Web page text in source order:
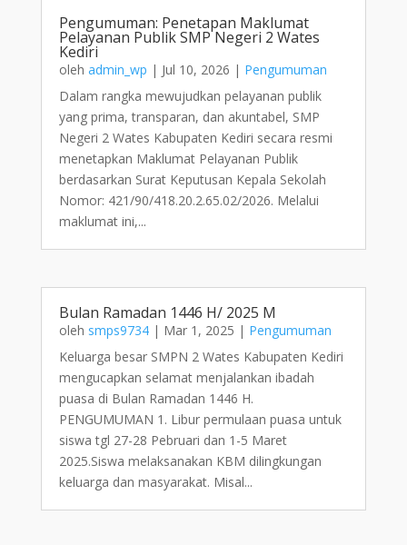
Pengumuman: Penetapan Maklumat
Pelayanan Publik SMP Negeri 2 Wates
Kediri
oleh admin_wp | Jul 10, 2026 | Pengumuman
Dalam rangka mewujudkan pelayanan publik
yang prima, transparan, dan akuntabel, SMP
Negeri 2 Wates Kabupaten Kediri secara resmi
menetapkan Maklumat Pelayanan Publik
berdasarkan Surat Keputusan Kepala Sekolah
Nomor: 421/90/418.20.2.65.02/2026. Melalui
maklumat ini,...
Bulan Ramadan 1446 H/ 2025 M
oleh smps9734| Mar 1, 2025 | Pengumuman
Keluarga besar SMPN 2 Wates Kabupaten Kediri
mengucapkan selamat menjalankan ibadah
puasa di Bulan Ramadan 1446 H.
PENGUMUMAN 1. Libur permulaan puasa untuk
siswa tgl 27-28 Pebruari dan 1-5 Maret
2025.Siswa melaksanakan KBM dilingkungan
keluarga dan masyarakat. Misal...